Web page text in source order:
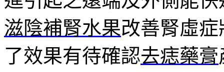
滋陰補腎水果改善腎虛
了效果有待確認去痣藥膏